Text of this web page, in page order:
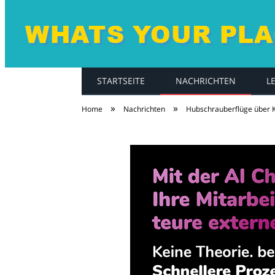
STARTSEITE NACHRICHTEN
Home » Nachrichten » Hubschrauberflüge über